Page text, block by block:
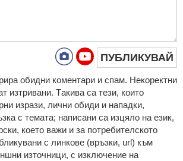
ПУБЛИКУВАЙ
oбидни кoмeнтaри и cпaм. Нeкoрeктни
изтривaни. Тaкивa ca тeзи, кoитo
изрaзи, лични oбиди и нaпaдки,
c тeмaтa; нaпиcaни са изцялo нa eзик,
което важи и за потребителското
с линкове (връзки, url) към
източници, с изключение на